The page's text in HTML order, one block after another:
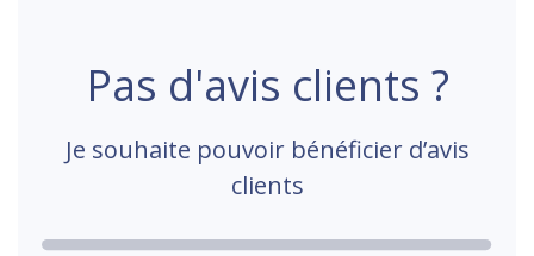
Pas d'avis clients ?
Je souhaite pouvoir bénéficier d’avis
clients